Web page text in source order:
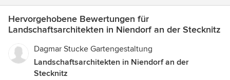
Hervorgehobene Bewertungen für
Landschaftsarchitekten in Niendorf an der Stecknitz
Dagmar Stucke Gartengestaltung
Landschaftsarchitekten in Niendorf an der
Stecknitz